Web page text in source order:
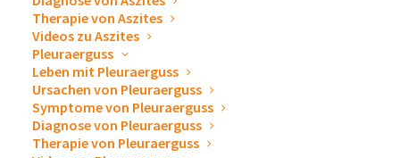
Therapie von Aszites
Videos zu Aszites
Pleuraerguss
Leben mit Pleuraerguss
Ursachen von Pleuraerguss
Symptome von Pleuraerguss
Diagnose von Pleuraerguss
Therapie von Pleuraerguss
It seems we can’t find what you’re looking for. Perhaps
Sucheing can help.